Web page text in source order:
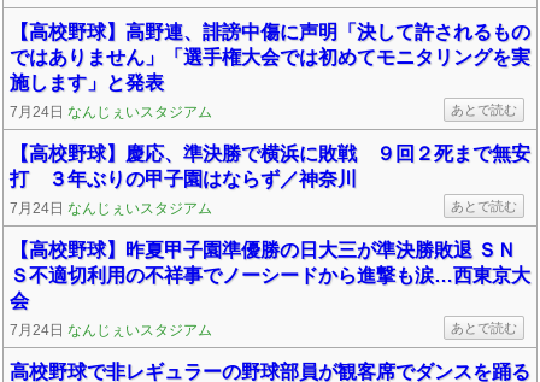
【高校野球】高野連、誹謗中傷に声明「決して許されるもの
ではありません」「選手権大会では初めてモニタリングを実
施します」と発表
7月24日 なんじぇいスタジアム あとで読む
【高校野球】慶応、準決勝で横浜に敗戦 ９回２死まで無安
打 ３年ぶりの甲子園はならず／神奈川
7月24日 なんじぇいスタジアム あとで読む
【高校野球】昨夏甲子園準優勝の日大三が準決勝敗退 ＳＮ
Ｓ不適切利用の不祥事でノーシードから進撃も涙…西東京大
会
7月24日 なんじぇいスタジアム あとで読む
高校野球で非レギュラーの野球部員が観客席でダンスを踊る